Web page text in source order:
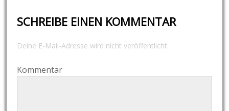
SCHREIBE EINEN KOMMENTAR
Deine E-Mail-Adresse wird nicht veröffentlicht.
Kommentar